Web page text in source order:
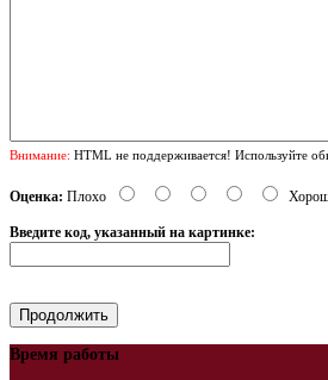
Внимание: HTML не поддерживается! Используйте
Оценка: Плохо
Введите код, указанный на картинке:
Время работы